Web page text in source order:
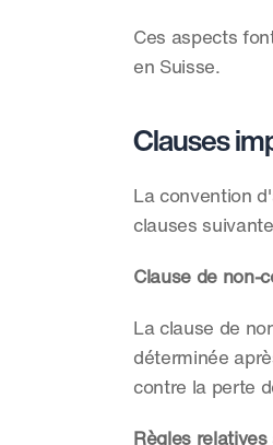
Ces aspects
en Suisse.
Clauses
La convention
clauses
Clause de non-
La clause de
déterminée
contre la perte
Règles